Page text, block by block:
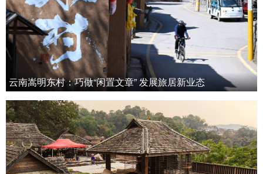
云南嵩明东村：巧做“闲置文章” 发展旅居新业态